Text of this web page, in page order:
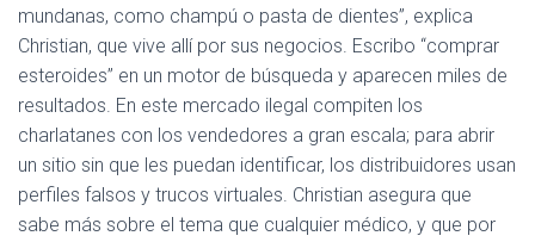
mundanas, como champú o pasta de dientes”, explica
Christian, que vive allí por sus negocios. Escribo “comprar
esteroides” en un motor de búsqueda y aparecen miles de
resultados. En este mercado ilegal compiten los
charlatanes con los vendedores a gran escala; para abrir
un sitio sin que les puedan identificar, los distribuidores usan
perfiles falsos y trucos virtuales. Christian asegura que
sabe más sobre el tema que cualquier médico, y que por